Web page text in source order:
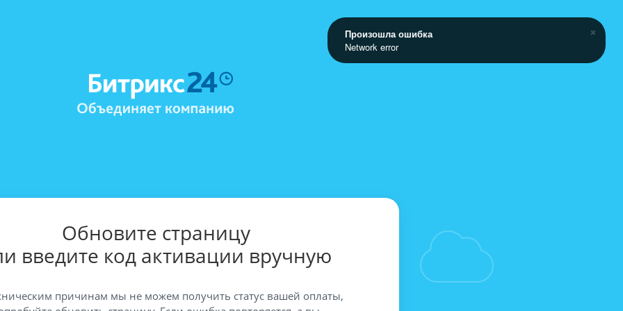
Обновите страницу
введите код активации вручную
причинам мы не можем получить статус вашей оплаты,
Произошла ошибка
Network error